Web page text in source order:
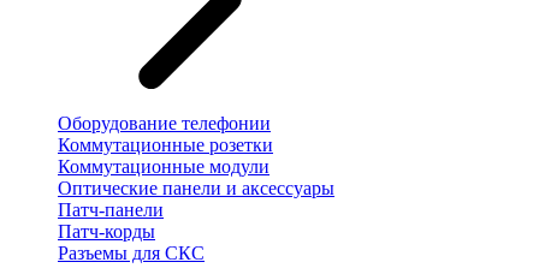
Оборудование телефонии
Коммутационные розетки
Коммутационные модули
Оптические панели и аксессуары
Патч-панели
Патч-корды
Разъемы для СКС